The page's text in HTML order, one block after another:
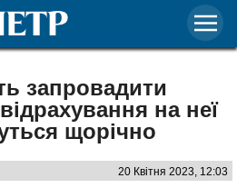
запровадити
на неї
щорічно
20 Квітня 2023, 12:03